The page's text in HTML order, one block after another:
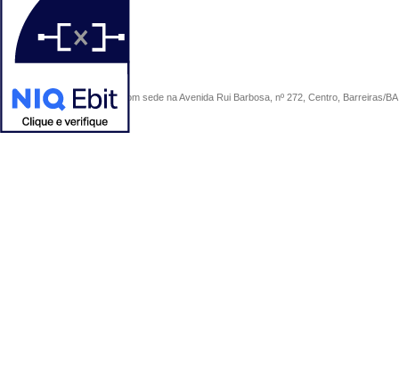
COMERCIAL SÃO PAULO, com sede na Avenida Rui Barbosa, nº 272, Centro, Barreiras/